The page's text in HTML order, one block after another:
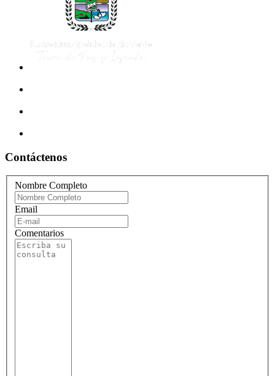
Contáctenos
Nombre Completo
Email
Comentarios